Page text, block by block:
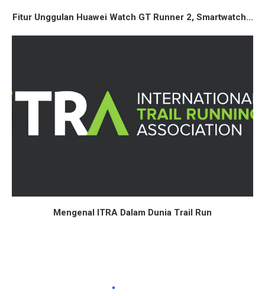
Fitur Unggulan Huawei Watch GT Runner 2, Smartwatch...
Mengenal ITRA Dalam Dunia Trail Run